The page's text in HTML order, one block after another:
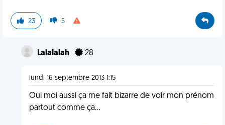
23 5
Lalalalah 28
lundi 16 septembre 2013 1:15
Oui moi aussi ça me fait bizarre de voir mon prénom
partout comme ça...